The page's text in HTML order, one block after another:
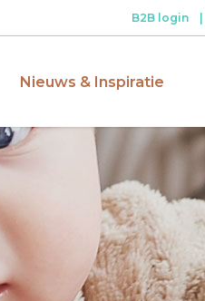
B2B login |
Nieuws & Inspiratie